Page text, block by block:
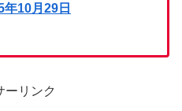
10月29日
ーリンク